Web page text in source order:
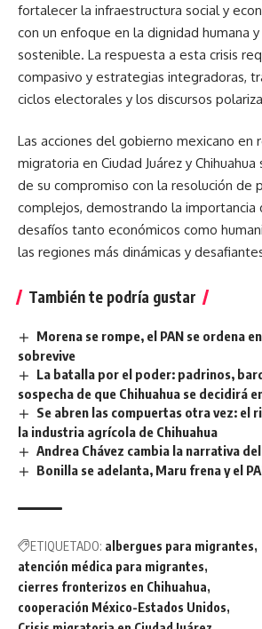
fortalecer la infraestructura social y
con un enfoque en la dignidad humana
sostenible. La respuesta a esta crisis
compasivo y estrategias integradoras,
ciclos electorales y los discursos
Las acciones del gobierno mexicano en
migratoria en Ciudad Juárez y
de su compromiso con la resolución de
complejos, demostrando la importancia
desafíos tanto económicos como
las regiones más dinámicas y
También te podría gustar
Morena se rompe, el PAN se ordena
sobrevive
La batalla por el poder: padrinos,
sospecha de que Chihuahua se decidirá
Se abren las compuertas otra vez: el
la industria agrícola de Chihuahua
Andrea Chávez cambia la narrativa
Bonilla se adelanta, Maru frena y el
ETIQUETADO: albergues para migrantes
atención médica para migrantes
cierres fronterizos en Chihuahua
cooperación México-Estados Unidos